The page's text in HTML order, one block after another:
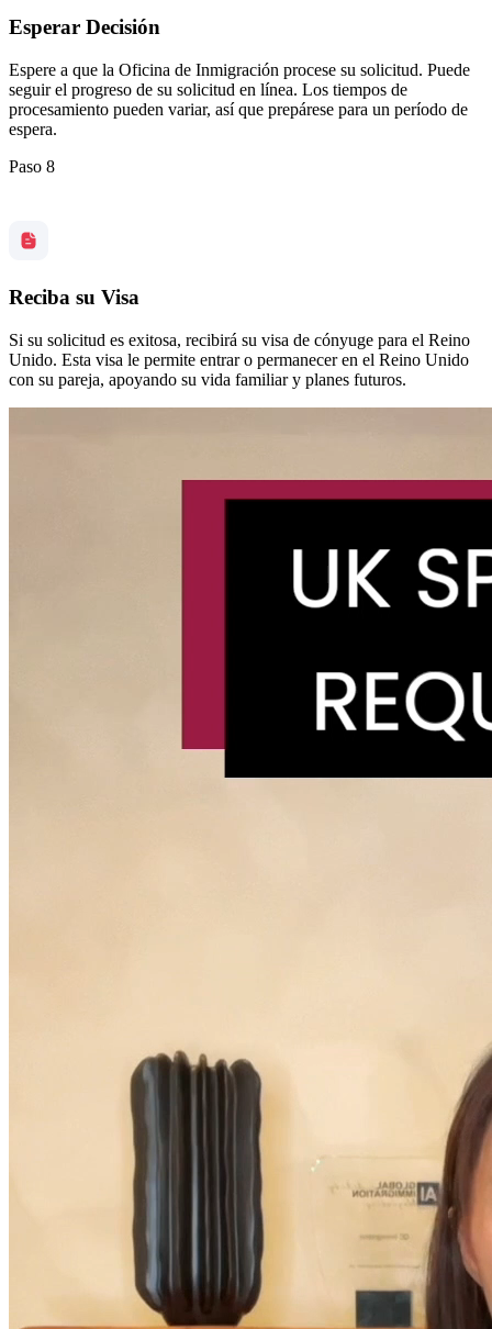
Esperar Decisión
Espere a que la Oficina de Inmigración procese su solicitud. Puede
seguir el progreso de su solicitud en línea. Los tiempos de
procesamiento pueden variar, así que prepárese para un período de
espera.
Paso 8
Reciba su Visa
Si su solicitud es exitosa, recibirá su visa de cónyuge para el Reino
Unido. Esta visa le permite entrar o permanecer en el Reino Unido
con su pareja, apoyando su vida familiar y planes futuros.